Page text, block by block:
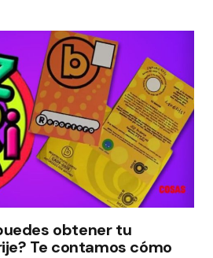
obtener tu
Te contamos cómo